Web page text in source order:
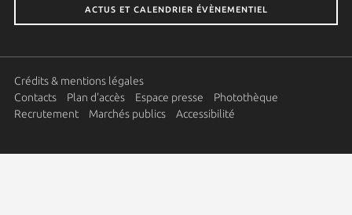
ACTUS ET CALENDRIER ÉVÈNEMENTIEL
Crédits & mentions légales
Contacts
Plan d'accès Espace presse
Photothèque
Recrutement
Marchés publics Accessibilité